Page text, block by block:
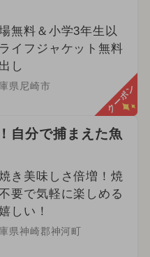
無料＆小学3年生以
イフジャケット無料
し
県尼崎市 クーポン
自分で捕まえた魚
き美味しさ倍増！焼
要で気軽に楽しめる
しい！
県神崎郡神河町